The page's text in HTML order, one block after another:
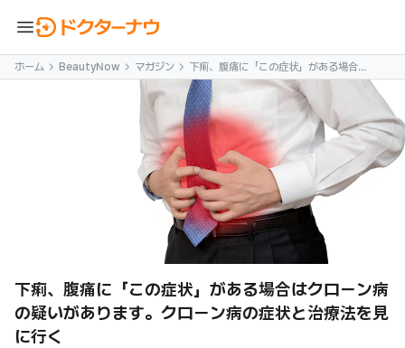
menu
ホーム BeautyNow マガジン
下痢、腹痛に「この症状」がある場合は
クローン病の疑いがあります。クローン
病の症状と治療法を見に行く
下痢、腹痛に「この症状」がある場合はクローン病
の疑いがあります。クローン病の症状と治療法を見
に行く